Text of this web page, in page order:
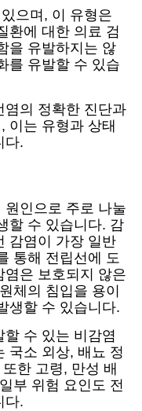
으며, 이 유형은
환에 대한 의료 검
을 유발하지는 않
를 유발할 수 있습
염의 정확한 진단과
이는 유형과 상태
다.
인으로 주로 나눌
할 수 있습니다. 감
감염이 가장 일반
통해 전립선에 도
염은 보호되지 않은
체의 침입을 용이
생할 수 있습니다.
수 있는 비감염
국소 외상, 배뇨 정
한 고령, 만성 배
부 위험 요인도 전
다.